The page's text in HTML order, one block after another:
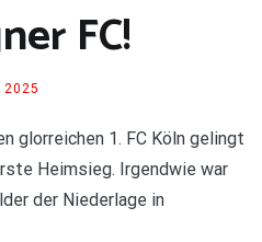
FC!
2025
glorreichen 1. FC Köln gelingt
Heimsieg. Irgendwie war
der Niederlage in